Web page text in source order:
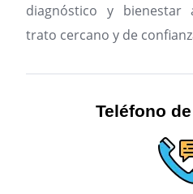
diagnóstico y bienestar
trato cercano y de
Teléfono